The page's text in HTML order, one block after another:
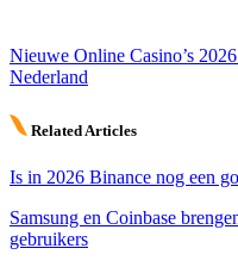
Nieuwe Online Casino’s
Nederland
Related Articles
Is in 2026 Binance nog een
Samsung en Coinbase
gebruikers